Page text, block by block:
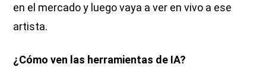
en el mercado y luego vaya a ver en vivo a ese
artista.
¿Cómo ven las herramientas de IA?